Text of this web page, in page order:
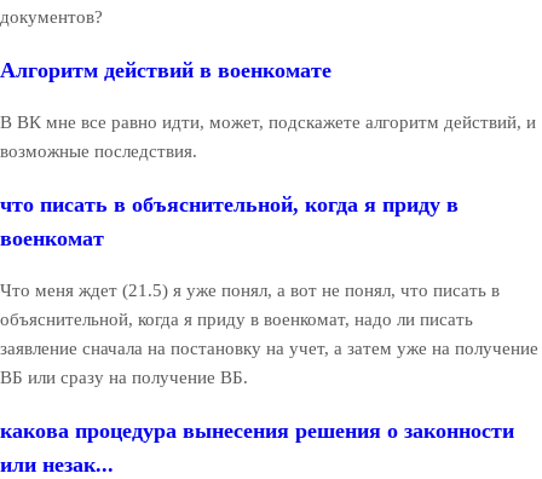
документов?
Алгоритм действий в военкомате
В ВК мне все равно идти, может, подскажете алгоритм действий, и
возможные последствия.
что писать в объяснительной, когда я приду в
военкомат
Что меня ждет (21.5) я уже понял, а вот не понял, что писать в
объяснительной, когда я приду в военкомат, надо ли писать
заявление сначала на постановку на учет, а затем уже на получение
ВБ или сразу на получение ВБ.
какова процедура вынесения решения о законности
или незак...